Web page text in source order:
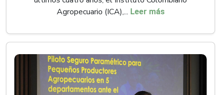
Agropecuario (ICA),... Leer más